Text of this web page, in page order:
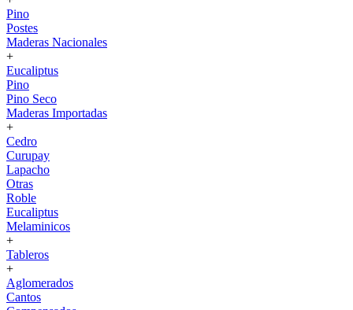
Pino
Postes
Maderas Nacionales
+
Eucaliptus
Pino
Pino Seco
Maderas Importadas
+
Cedro
Curupay
Lapacho
Otras
Roble
Eucaliptus
Melaminicos
+
Tableros
+
Aglomerados
Cantos